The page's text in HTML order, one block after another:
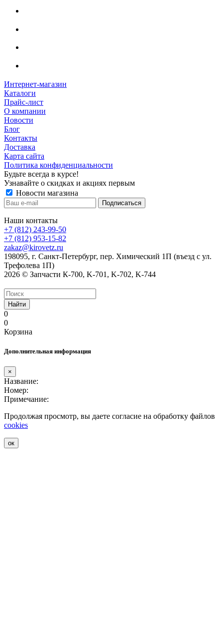
Интернет-магазин
Каталоги
Прайс-лист
О компании
Новости
Блог
Контакты
Доставка
Карта сайта
Политика конфиденциальности
Будьте всегда в курсе!
Узнавайте о скидках и акциях первым
Новости магазина
Наши контакты
+7 (812) 243-99-50
+7 (812) 953-15-82
zakaz@kirovetz.ru
198095, г. Санкт-Петербург, пер. Химический 1П (въезд с ул.
Трефолева 1П)
2026 © Запчасти К-700, K-701, K-702, K-744
Найти
0
0
Корзина
Дополнительная информация
×
Название:
Номер:
Примечание:
Продолжая просмотр, вы даете согласие на обработку файлов
cookies
ок